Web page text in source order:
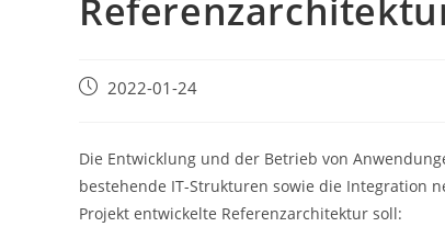
Beitrag2022-01-24
Die Entwicklung und der Betrieb von
bestehende IT-Strukturen sowie die Integration
Projekt entwickelte Referenzarchitektur soll: